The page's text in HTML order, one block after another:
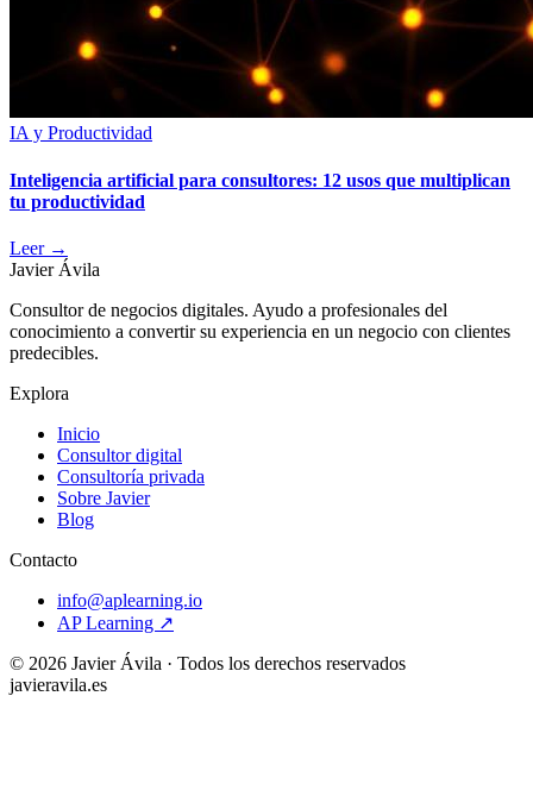
IA y Productividad
Inteligencia artificial para consultores: 12 usos que multiplican
tu productividad
Leer →
Javier Ávila
Consultor de negocios digitales. Ayudo a profesionales del
conocimiento a convertir su experiencia en un negocio con clientes
predecibles.
Explora
Inicio
Consultor digital
Consultoría privada
Sobre Javier
Blog
Contacto
info@aplearning.io
AP Learning ↗
© 2026 Javier Ávila · Todos los derechos reservados
javieravila.es